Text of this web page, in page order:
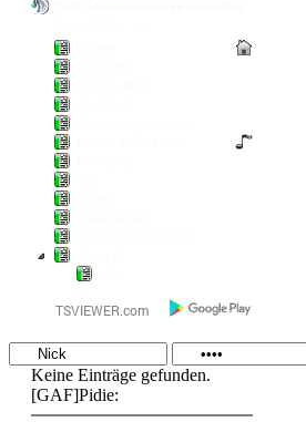
Keine Einträge gefunden.
[GAF]Pidie: